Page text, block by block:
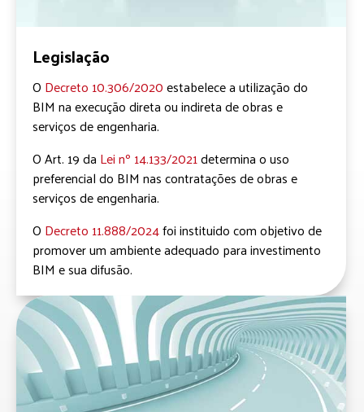
Legislação
O Decreto 10.306/2020estabelece a utilização do
BIM na execução direta ou indireta de obras e
serviços de engenharia.
O Art. 19 da Lei nº 14.133/2021determina o uso
preferencial do BIM nas contratações de obras e
serviços de engenharia.
O Decreto 11.888/2024foi instituido com objetivo de
promover um ambiente adequado para investimento
BIM e sua difusão.